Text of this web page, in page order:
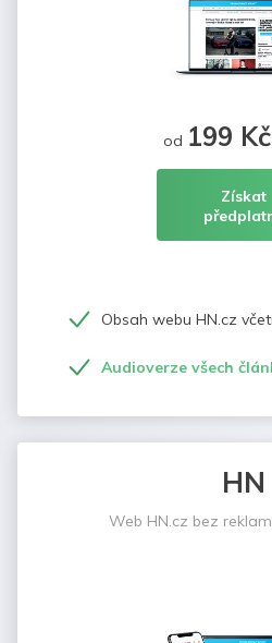
od 199 Kč
Získat
Obsah webu HN.cz
Audioverze všech
HN
Web HN.cz bez